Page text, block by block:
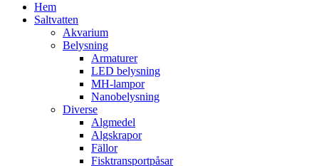
Hem
Saltvatten
Akvarium
Belysning
Armaturer
LED belysning
MH-lampor
Nanobelysning
Diverse
Algmedel
Algskrapor
Fällor
Fisktransportpåsar